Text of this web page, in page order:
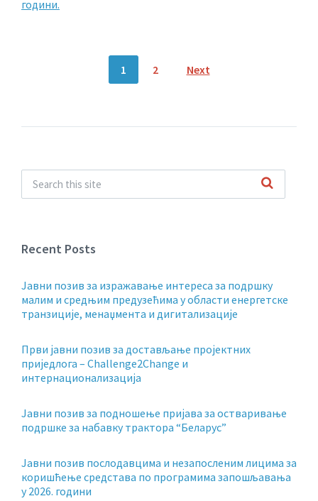
години.
1 2 Next
Recent Posts
Jавни позив за изражавање интереса за подршку
малим и средњим предузећима у области енергетске
транзиције, менаџмента и дигитализације
Први јавни позив за достављање пројектних
приједлога – Challenge2Change и
интернационализација
Јавни позив за подношење пријава за остваривање
подршке за набавку трактора “Беларус”
Јавни позив послодавцима и незапосленим лицима за
коришћење средстава по програмима запошљавања
у 2026. години